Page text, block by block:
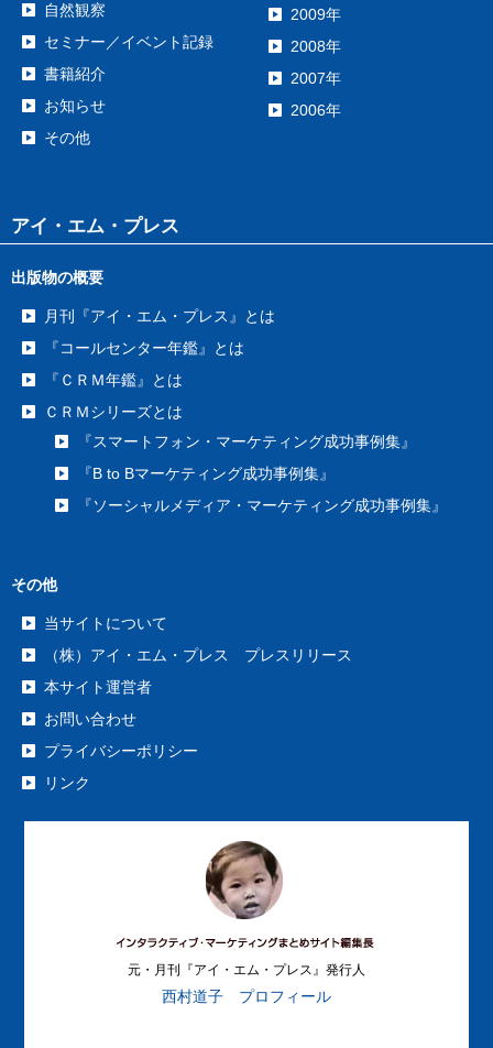
自然観察
セミナー／イベント記録
書籍紹介
お知らせ
その他
2009年
2008年
2007年
2006年
アイ・エム・プレス
出版物の概要
月刊『アイ・エム・プレス』とは
『コールセンター年鑑』とは
『ＣＲＭ年鑑』とは
ＣＲＭシリーズとは
『スマートフォン・マーケティング成功事例集』
『B to Bマーケティング成功事例集』
『ソーシャルメディア・マーケティング成功事例集』
その他
当サイトについて
（株）アイ・エム・プレス プレスリリース
本サイト運営者
お問い合わせ
プライバシーポリシー
リンク
元・月刊『アイ・エム・プレス』発行人
西村道子 プロフィール